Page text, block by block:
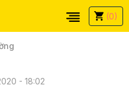
(0)
- 18:02